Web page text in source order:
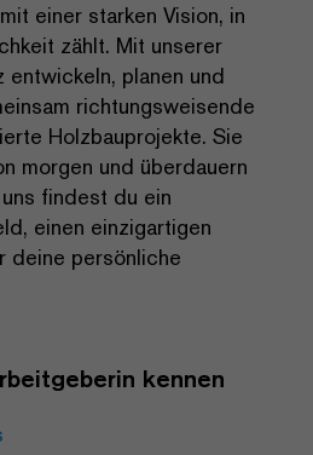
einer starken Vision, in
zählt. Mit unserer
entwickeln, planen und
richtungsweisende
Holzbauprojekte. Sie
morgen und überdauern
findest du ein
einen einzigartigen
deine persönliche
kennen